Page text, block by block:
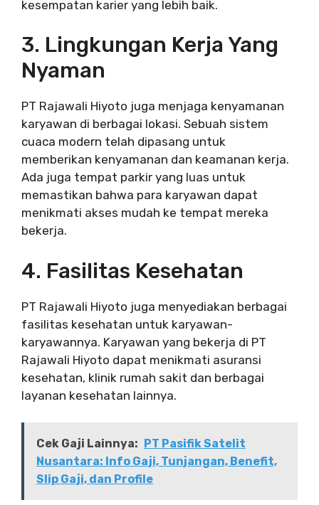
kesempatan karier yang lebih baik.
3. Lingkungan Kerja Yang
Nyaman
PT Rajawali Hiyoto juga menjaga kenyamanan
karyawan di berbagai lokasi. Sebuah sistem
cuaca modern telah dipasang untuk
memberikan kenyamanan dan keamanan kerja.
Ada juga tempat parkir yang luas untuk
memastikan bahwa para karyawan dapat
menikmati akses mudah ke tempat mereka
bekerja.
4. Fasilitas Kesehatan
PT Rajawali Hiyoto juga menyediakan berbagai
fasilitas kesehatan untuk karyawan-
karyawannya. Karyawan yang bekerja di PT
Rajawali Hiyoto dapat menikmati asuransi
kesehatan, klinik rumah sakit dan berbagai
layanan kesehatan lainnya.
Cek Gaji Lainnya:
PT Pasifik Satelit
Nusantara: Info Gaji, Tunjangan, Benefit,
Slip Gaji, dan Profile